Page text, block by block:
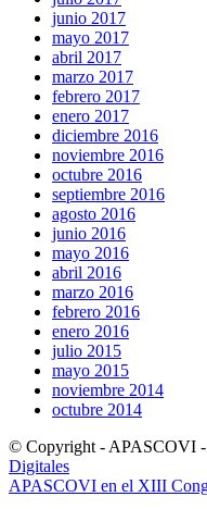
junio 2017
mayo 2017
abril 2017
marzo 2017
febrero 2017
enero 2017
diciembre 2016
noviembre 2016
octubre 2016
septiembre 2016
agosto 2016
junio 2016
mayo 2016
abril 2016
marzo 2016
febrero 2016
enero 2016
julio 2015
mayo 2015
noviembre 2014
octubre 2014
© Copyright - APASCOVI -
Digitales
APASCOVI en el XIII